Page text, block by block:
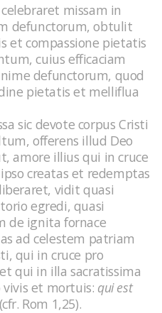
missam in
defunctorum, obtulit
et compassione pietatis
cuius efficaciam
defunctorum, quod
pietatis et melliflua
sic devote corpus Cristi
offerens illud Deo
amore illius qui in cruce
creatas et redemptas
vidit quasi
egredi, quasi
de ignita fornace
ad celestem patriam
qui in cruce pro
qui in illa sacratissima
et mortuis: qui est
(cfr. Rom 1,25).